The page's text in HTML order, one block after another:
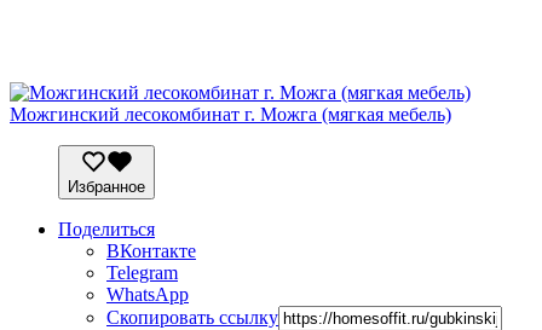
Можгинский лесокомбинат г. Можга (мягкая мебель)
Избранное
Поделиться
ВКонтакте
Telegram
WhatsApp
Скопировать ссылку